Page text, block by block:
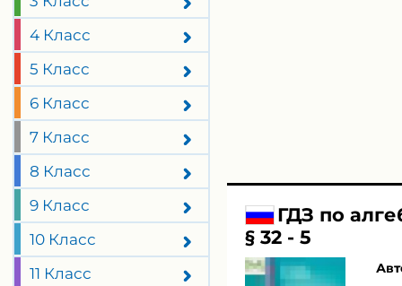
4 Класс
5 Класс
6 Класс
7 Класс
8 Класс
9 Класс
10 Класс
11 Класс
ГДЗ по
§ 32 - 5